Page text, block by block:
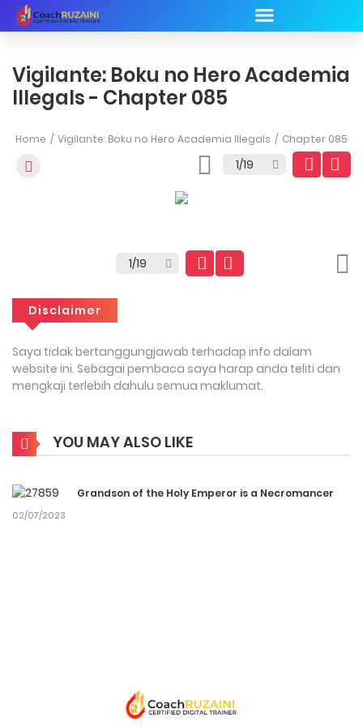
Vigilante: Boku no Hero Academia
Illegals - Chapter 085
Home Vigilante: Boku no Hero Academia Illegals Chapter 085
Disclaimer
Saya tidak bertanggungjawab terhadap info dalam
website ini. Sebagai pembaca saya harap anda teliti dan
mengkaji terlebih dahulu semua maklumat.
YOU MAY ALSO LIKE
Grandson of the Holy Emperor is a Necromancer
02/07/2023